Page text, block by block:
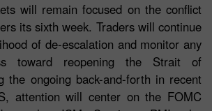
will remain focused on the conflict
its sixth week. Traders will continue
of de-escalation and monitor any
toward reopening the Strait of
the ongoing back-and-forth in recent
attention will center on the FOMC